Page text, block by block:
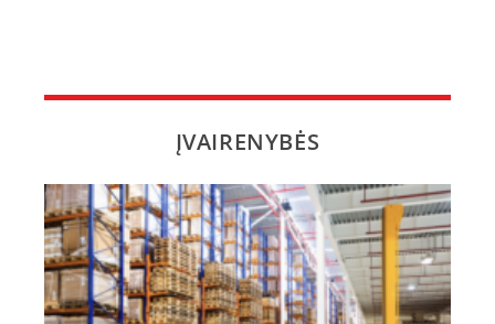
ĮVAIRENYBĖS